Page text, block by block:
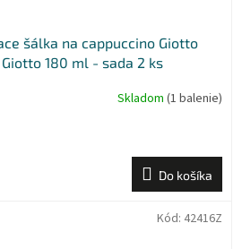
šálka na cappuccino Giotto
180 ml - sada 2 ks
Skladom (1 balenie)
Do košíka
Kód: 42416Z